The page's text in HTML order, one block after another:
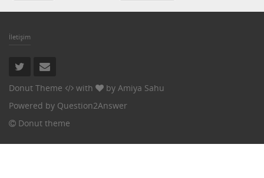
İletişim
Donut Theme with by Amiya Sahu
Powered by Question2Answer
Donut theme